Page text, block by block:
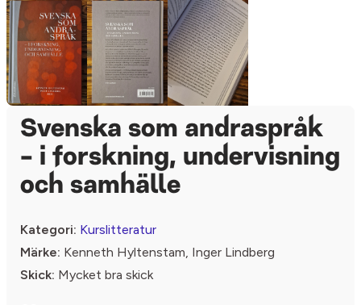
Svenska som andraspråk
- i forskning, undervisning
och samhälle
Kategori: Kurslitteratur
Märke: Kenneth Hyltenstam, Inger Lindberg
Skick: Mycket bra skick